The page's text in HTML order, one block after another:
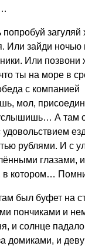
попробуй загуляй
Или зайди ночью
Или позвони
ты на море в
с компанией
мол,
А там
удовольствием
рублями. И с
глазами,
в котором…
был буфет на
пончиками и
и солнце
домиками, и